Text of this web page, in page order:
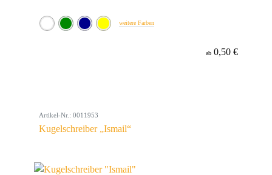
weitere Farben
ab 0,50 €
Artikel-Nr.: 0011953
Kugelschreiber „Ismail“